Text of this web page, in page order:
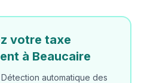
votre taxe
à Beaucaire
automatique des